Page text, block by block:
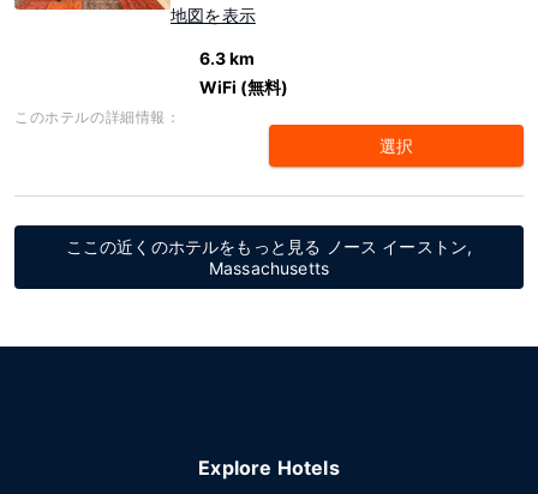
地図を表示
6.3 km
WiFi (無料)
このホテルの詳細情報：
選択
ここの近くのホテルをもっと見る ノース イーストン,
Massachusetts
Explore Hotels